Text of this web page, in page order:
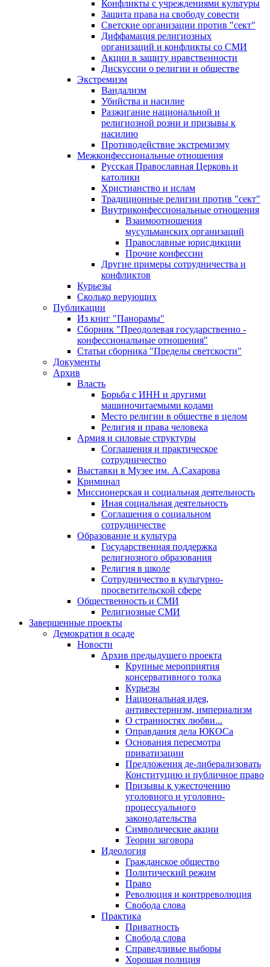
Конфликты с учреждениями культуры
Защита права на свободу совести
Светские организации против "сект"
Диффамация религиозных
организаций и конфликты со СМИ
Акции в защиту нравственности
Дискуссии о религии и обществе
Экстремизм
Вандализм
Убийства и насилие
Разжигание национальной и
религиозной розни и призывы к
насилию
Противодействие экстремизму
Межконфессиональные отношения
Русская Православная Церковь и
католики
Христианство и ислам
Традиционные религии против "сект"
Внутриконфессиональные отношения
Взаимоотношения
мусульманских организаций
Православные юрисдикции
Прочие конфессии
Другие примеры сотрудничества и
конфликтов
Курьезы
Сколько верующих
Публикации
Из книг "Панорамы"
Сборник "Преодолевая государственно -
конфессиональные отношения"
Статьи сборника "Пределы светскости"
Документы
Архив
Власть
Борьба с ИНН и другими
машиночитаемыми кодами
Место религии в обществе в целом
Религия и права человека
Армия и силовые структуры
Соглашения и практическое
сотрудничество
Выставки в Музее им. А.Сахарова
Криминал
Миссионерская и социальная деятельность
Иная социальная деятельность
Соглашения о социальном
сотрудничестве
Образование и культура
Государственная поддержка
религиозного образования
Религия в школе
Сотрудничество в культурно-
просветительской сфере
Общественность и СМИ
Религиозные СМИ
Завершенные проекты
Демократия в осаде
Новости
Архив предыдущего проекта
Крупные мероприятия
консервативного толка
Курьезы
Национальная идея,
антивестернизм, империализм
О странностях любви...
Оправдания дела ЮКОСа
Основания пересмотра
приватизации
Предложения де-либерализовать
Конституцию и публичное право
Призывы к ужесточению
уголовного и уголовно-
процессуального
законодательства
Символические акции
Теории заговора
Идеология
Гражданское общество
Политический режим
Право
Революция и контрреволюция
Свобода слова
Практика
Приватность
Свобода слова
Справедливые выборы
Хорошая полиция